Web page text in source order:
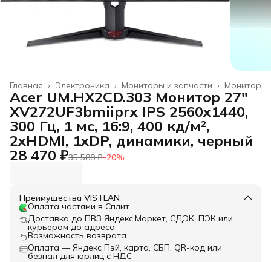
Монитор
Мониторы и запчасти ›
Электроника ›
Главная ›
Acer UM.HX2CD.303 Монитор 27"
XV272UF3bmiiprx IPS 2560x1440,
300 Гц, 1 мс, 16:9, 400 кд/м²,
2xHDMI, 1xDP, динамики, черный
28 470 ₽35 588 ₽−20%
Преимущества VISTLAN
Оплата частями в Сплит
Доставка до ПВЗ Яндекс.Маркет, СДЭК, ПЭК или
курьером до адреса
Возможность возврата
Оплата — Яндекс Пэй, карта, СБП, QR-код или
безнал для юрлиц с НДС